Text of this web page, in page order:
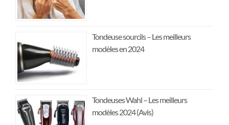
Tondeuse sourcils – Les meilleurs
modèles en 2024
Tondeuses Wahl – Les meilleurs
modèles 2024 (Avis)